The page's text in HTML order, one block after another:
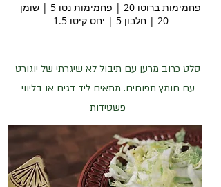
פחמימות ברוטו 20 | פחמימות נטו 5 | שומן
20 | חלבון 5 | יחס קיטו 1.5
סלט כרוב מרען עם תיבול לא שיגרתי של יוגורט
עם חומץ תפוחים. מתאים ליד דגים או בליווי
פשטידות